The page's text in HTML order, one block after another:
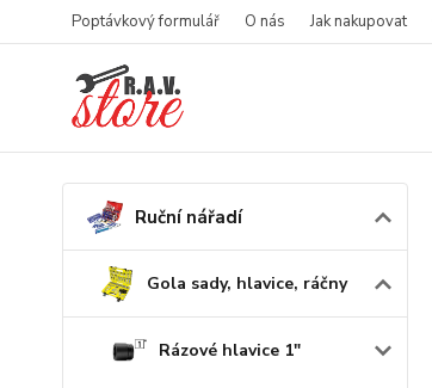
Poptávkový formulář O nás Jak nakupovat
Ruční nářadí
Gola sady, hlavice, ráčny
Rázové hlavice 1"